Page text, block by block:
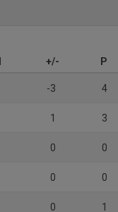
+/- P
-3 4
1 3
0 0
0 0
0 1